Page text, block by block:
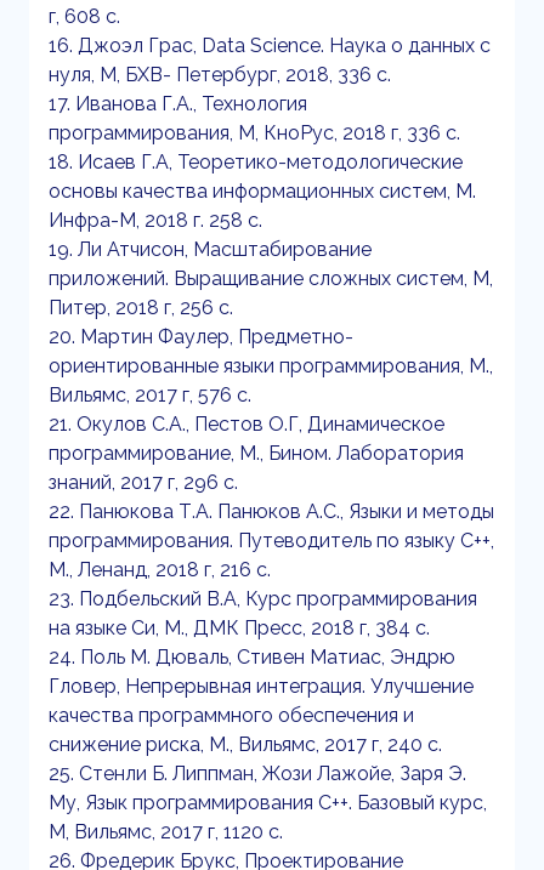
г, 608 с.
16. Джоэл Грас, Data Science. Наука о данных с
нуля, М, БХВ- Петербург, 2018, 336 с.
17. Иванова Г.А., Технология
программирования, М, КноРус, 2018 г, 336 с.
18. Исаев Г.А, Теоретико-методологические
основы качества информационных систем, М.
Инфра-М, 2018 г. 258 с.
19. Ли Атчисон, Масштабирование
приложений. Выращивание сложных систем, М,
Питер, 2018 г, 256 с.
20. Мартин Фаулер, Предметно-
ориентированные языки программирования, М.,
Вильямс, 2017 г, 576 с.
21. Окулов С.А., Пестов О.Г, Динамическое
программирование, М., Бином. Лаборатория
знаний, 2017 г, 296 с.
22. Панюкова Т.А. Панюков А.С., Языки и методы
программирования. Путеводитель по языку С++,
М., Ленанд, 2018 г, 216 с.
23. Подбельский В.А, Курс программирования
на языке Си, М., ДМК Пресс, 2018 г, 384 с.
24. Поль М. Дюваль, Стивен Матиас, Эндрю
Гловер, Непрерывная интеграция. Улучшение
качества программного обеспечения и
снижение риска, М., Вильямс, 2017 г, 240 с.
25. Стенли Б. Липпман, Жози Лажойе, Заря Э.
Му, Язык программирования C++. Базовый курс,
М, Вильямс, 2017 г, 1120 с.
26. Фредерик Брукс, Проектирование